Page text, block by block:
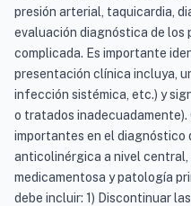
presión arterial, taquicardia,
evaluación diagnóstica de los
complicada. Es importante
presentación clínica incluya,
infección sistémica, etc.) y
o tratados
importantes en el
anticolinérgica a nivel central,
medicamentosa y patología
debe incluir: 1) Discontinuar